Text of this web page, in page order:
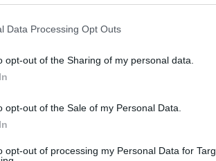
Data Processing Opt Outs
opt-out of the Sharing of my personal data.
opt-out of the Sale of my Personal Data.
opt-out of processing my Personal Data for
di Banca Monte dei Paschi di
commerciale e da un
primo semestre del 2025 hanno
ha preso in considerazione il successo
su Mediobanca, che ha portato alla
e diversificato.